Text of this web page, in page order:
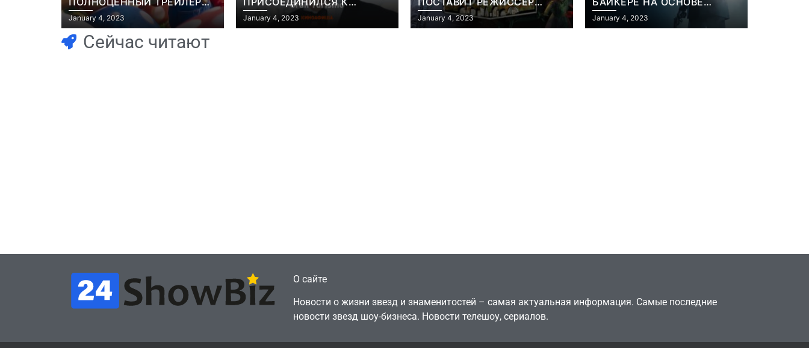
МУЛЬТФИЛЬМА “МАРИО”
January 4, 2023
ЭКРАНИЗАЦИИ ВИДЕОИГРЫ
GRAN TURISMO
January 4, 2023
«КОНСТАНТИНА» И
«ГОЛОДНЫХ ИГР»
January 4, 2023
ИЗВЕСТНОЙ ВИДЕОИГРЫ
January 4, 2023
Сейчас читают
О сайте
Новости о жизни звезд и знаменитостей – самая актуальная информация. Самые последние
новости звезд шоу-бизнеса. Новости телешоу, сериалов.